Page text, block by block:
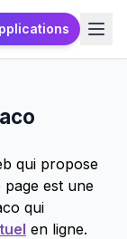
qui propose
page est une
qui
en ligne.